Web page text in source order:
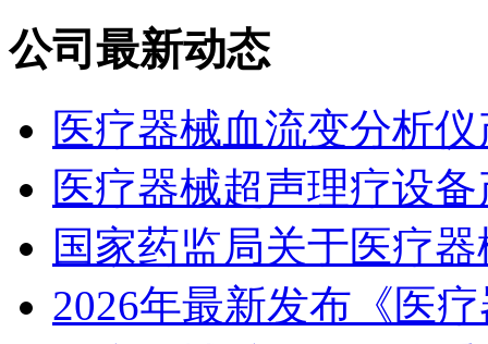
公司最新动态
医疗器械血流变分析
医疗器械超声理疗设
国家药监局关于医疗
2026年最新发布《医